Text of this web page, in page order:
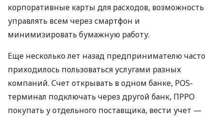
корпоративные карты для расходов, возможность
управлять всем через смартфон и
минимизировать бумажную работу.
Еще несколько лет назад предпринимателю часто
приходилось пользоваться услугами разных
компаний. Счет открывать в одном банке, POS-
терминал подключать через другой банк, ПРРО
покупать у отдельного поставщика, вести учет —